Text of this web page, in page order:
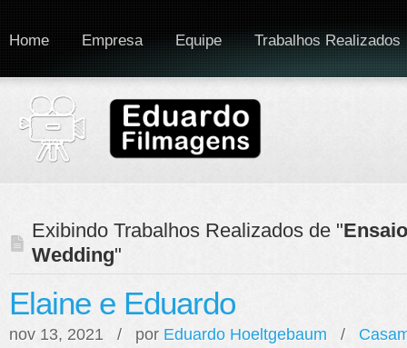
Home Empresa Equipe Trabalhos Realizados
Exibindo Trabalhos Realizados de "
Wedding"
Elaine e Eduardo
nov 13, 2021 / por Eduardo Hoeltgebaum /